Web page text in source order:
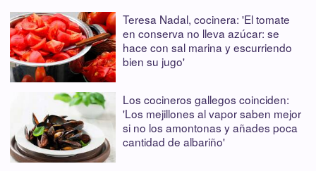
Teresa Nadal, cocinera: 'El tomate
en conserva no lleva azúcar: se
hace con sal marina y escurriendo
bien su jugo'
Los cocineros gallegos coinciden:
'Los mejillones al vapor saben mejor
si no los amontonas y añades poca
cantidad de albariño'